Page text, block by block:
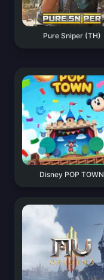
Pure Sniper (TH)
Disney POP TOWN